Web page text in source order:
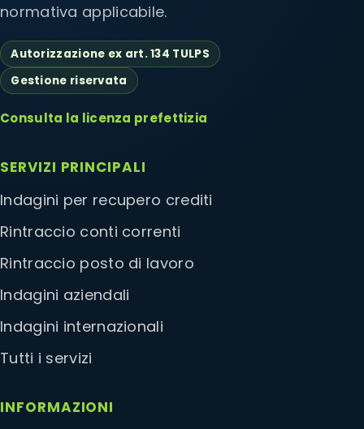
normativa applicabile.
Autorizzazione ex art. 134 TULPS
Gestione riservata
Consulta la licenza prefettizia
SERVIZI PRINCIPALI
Indagini per recupero crediti
Rintraccio conti correnti
Rintraccio posto di lavoro
Indagini aziendali
Indagini internazionali
Tutti i servizi
INFORMAZIONI